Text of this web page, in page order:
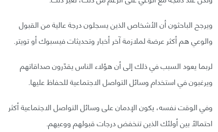
ويرجح الباحثون أن الأشخاص الذين يسجلون درجة عالية من القبول
والوعي هم أكثر عرضة لملازمة آخر أخبار وتحديثات فيسبوك أو تويتر.
لربما يعود السبب في ذلك إلى أن هؤلاء الناس يقدّرون صداقاتهم
ويرغبون في استخدام وسائل التواصل الاجتماعية للحفاظ عليها.
وفي الوقت نفسه، يكون الإدمان على وسائل التواصل الاجتماعية أكثر
احتمالًا بين أولئك الذين تنخفض درجات قبولهم ووعيهم.